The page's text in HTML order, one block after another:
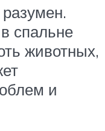
спальне
животных,
и